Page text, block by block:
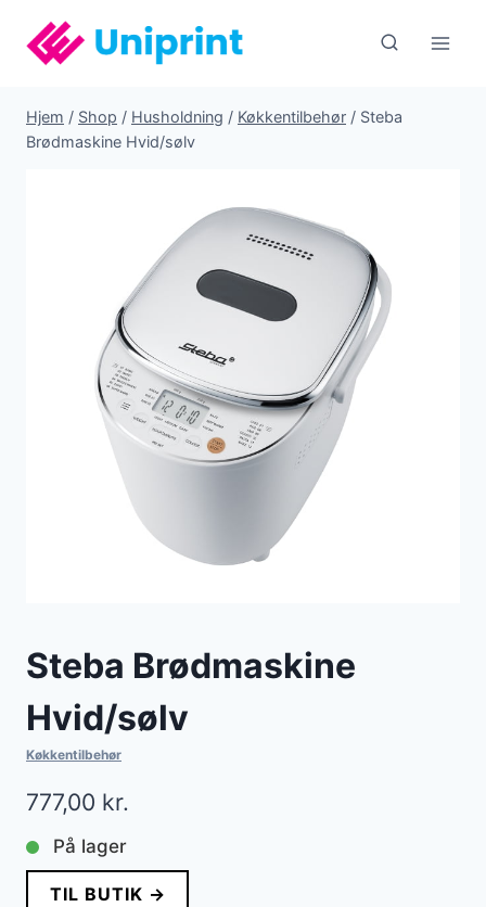
indhold
Hjem / Shop / Husholdning / Køkkentilbehør / Steba
Brødmaskine Hvid/sølv
Steba Brødmaskine
Hvid/sølv
Køkkentilbehør
777,00 kr.
På lager
TIL BUTIK →